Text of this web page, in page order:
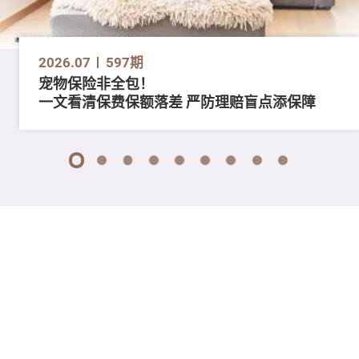
2026.07 597期
宠物保险非全包！
一文看清保费保额落差 严防理赔盲点添保障
1 2 3 4 5 6 7 8 9